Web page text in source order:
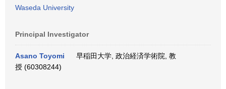
Waseda University
Principal Investigator
Asano Toyomi
早稲田大学, 政治経済学術院, 教
授 (60308244)